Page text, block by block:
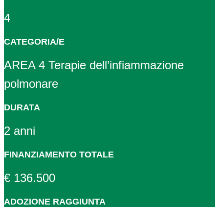
4
CATEGORIA/E
AREA 4 Terapie dell’infiammazione
polmonare
DURATA
2 anni
FINANZIAMENTO TOTALE
€ 136.500
ADOZIONE RAGGIUNTA